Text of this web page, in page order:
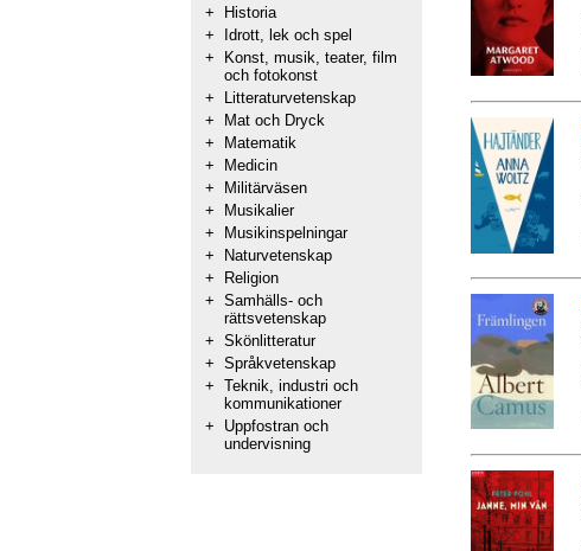
+
Historia
+
Idrott, lek och spel
+
Konst, musik, teater, film
och fotokonst
+
Litteraturvetenskap
+
Mat och Dryck
+
Matematik
+
Medicin
+
Militärväsen
+
Musikalier
+
Musikinspelningar
+
Naturvetenskap
+
Religion
+ Samhälls- och
rättsvetenskap
+ Skönlitteratur
+ Språkvetenskap
+ Teknik, industri och
kommunikationer
+
Uppfostran och
undervisning